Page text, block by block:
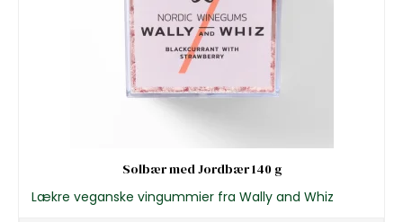
Solbær med Jordbær 140 g
Lækre veganske vingummier fra Wally and Whiz